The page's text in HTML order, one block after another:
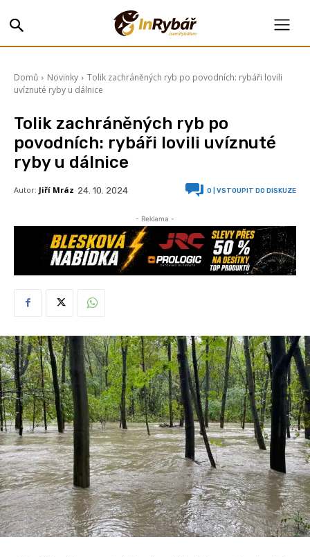
Domů Novinky
Tolik zachráněných ryb po povodních: rybáři lovili
uvíznuté ryby u dálnice
Tolik zachráněných ryb po
povodních: rybáři lovili uvíznuté
ryby u dálnice
Autor: Jiří Mráz 24. 10. 2024 0 | VSTOUPIT DO DISKUZE
- Reklama -